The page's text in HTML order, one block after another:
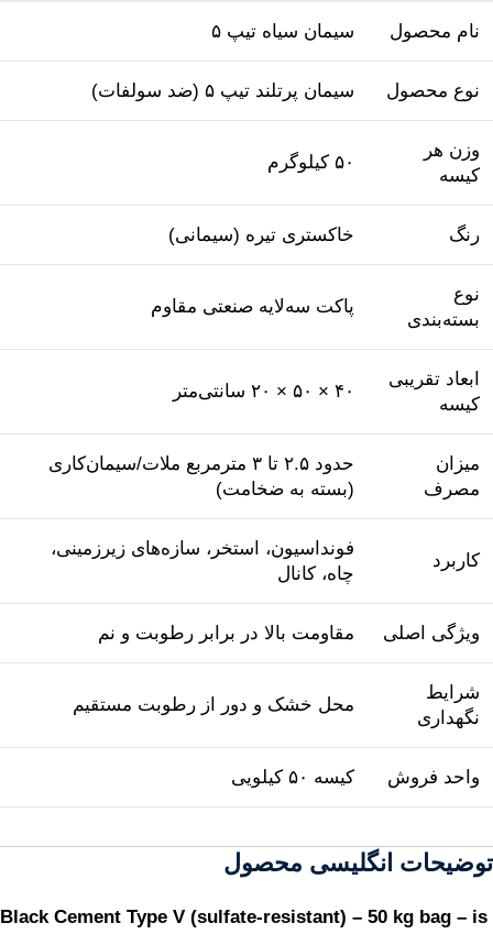
نام محصول سیمان سیاه تیپ ۵
نوع محصول سیمان پرتلند تیپ ۵ (ضد سولفات)
وزن هر
کیسه
۵۰ کیلوگرم
رنگ خاکستری تیره (سیمانی)
نوع
بسته‌بندی
پاکت سه‌لایه صنعتی مقاوم
ابعاد تقریبی
کیسه
۴۰ × ۵۰ × ۲۰ سانتی‌متر
میزان
مصرف
حدود ۲.۵ تا ۳ مترمربع ملات/سیمان‌کاری
(بسته به ضخامت)
کاربرد
فونداسیون، استخر، سازه‌های زیرزمینی،
چاه، کانال
ویژگی اصلی مقاومت بالا در برابر رطوبت و نم
شرایط
نگهداری
محل خشک و دور از رطوبت مستقیم
واحد فروش کیسه ۵۰ کیلویی
توضیحات انگلیسی محصول
Black Cement Type V (sulfate-resistant) – 50 kg bag – is